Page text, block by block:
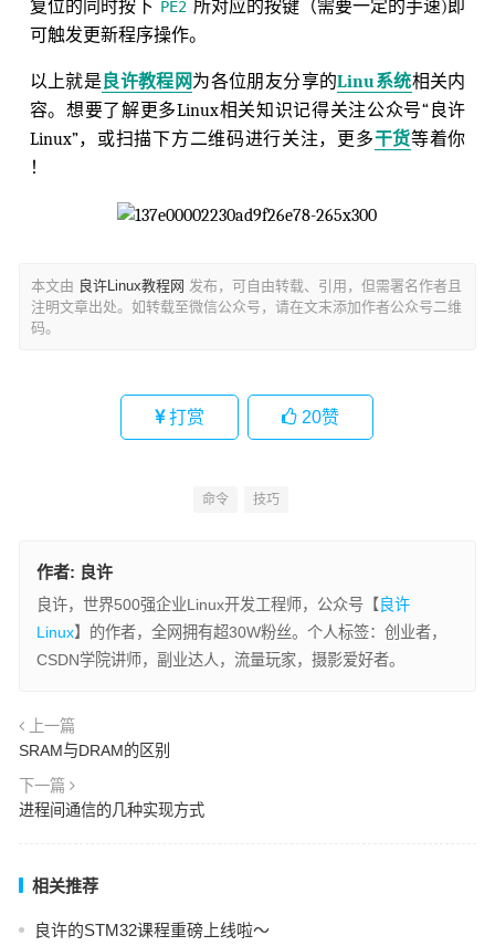
复位的同时按下 PE2 所对应的按键（需要一定的手速)即
可触发更新程序操作。
以上就是良许教程网为各位朋友分享的Linu系统相关内
容。想要了解更多Linux相关知识记得关注公众号“良许
Linux”，或扫描下方二维码进行关注，更多干货等着你
！
本文由 良许Linux教程网 发布，可自由转载、引用，但需署名作者且
注明文章出处。如转载至微信公众号，请在文末添加作者公众号二维
码。
打赏 20赞
命令 技巧
作者: 良许
良许，世界500强企业Linux开发工程师，公众号【 良许
Linux】的作者，全网拥有超30W粉丝。个人标签：创业者，
CSDN学院讲师，副业达人，流量玩家，摄影爱好者。
上一篇
SRAM与DRAM的区别
下一篇
进程间通信的几种实现方式
相关推荐
良许的STM32课程重磅上线啦～